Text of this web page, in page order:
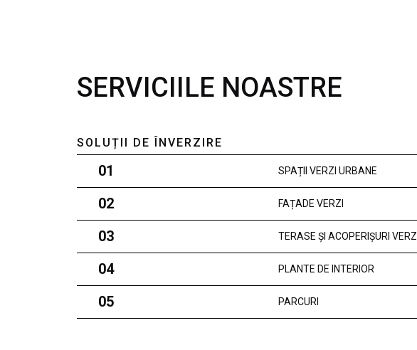
SERVICIILE NOASTRE
SOLUȚII DE ÎNVERZIRE
01 SPAȚII VERZI URBANE
02 FAȚADE VERZI
03 TERASE ȘI ACOPERIȘURI VERZI
04 PLANTE DE INTERIOR
05 PARCURI